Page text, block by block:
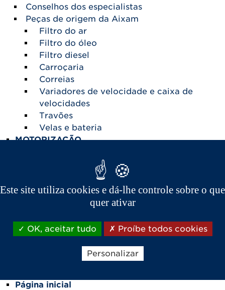
Conselhos dos especialistas
Peças de origem da Aixam
Filtro do ar
Filtro do óleo
Filtro diesel
Carroçaria
Correias
Variadores de velocidade e caixa de
velocidades
Travões
Velas e bateria
MOTORIZAÇÃO
Contacte-nos
Teste os nossos veículos
Mapa do site
Menções legais
Perguntas frequentes
Declaração de confidencialidade (UE)
Página inicial
Este site utiliza cookies e dá-lhe controle sobre o que
quer ativar
OK, aceitar tudo Proíbe todos cookies
Personalizar